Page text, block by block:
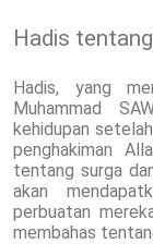
Hadis
Hadis, yang
Muhammad
kehidupan
penghakiman
tentang surga
akan
perbuatan
membahas